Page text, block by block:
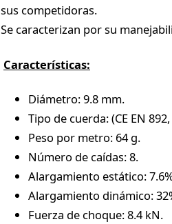
sus competidoras.
Se caracterizan por su
Características:
Diámetro: 9.8 mm.
Tipo de cuerda: (CE EN
Peso por metro: 64 g.
Número de caídas: 8.
Alargamiento estático:
Alargamiento dinámico:
Fuerza de choque: 8.4 kN.